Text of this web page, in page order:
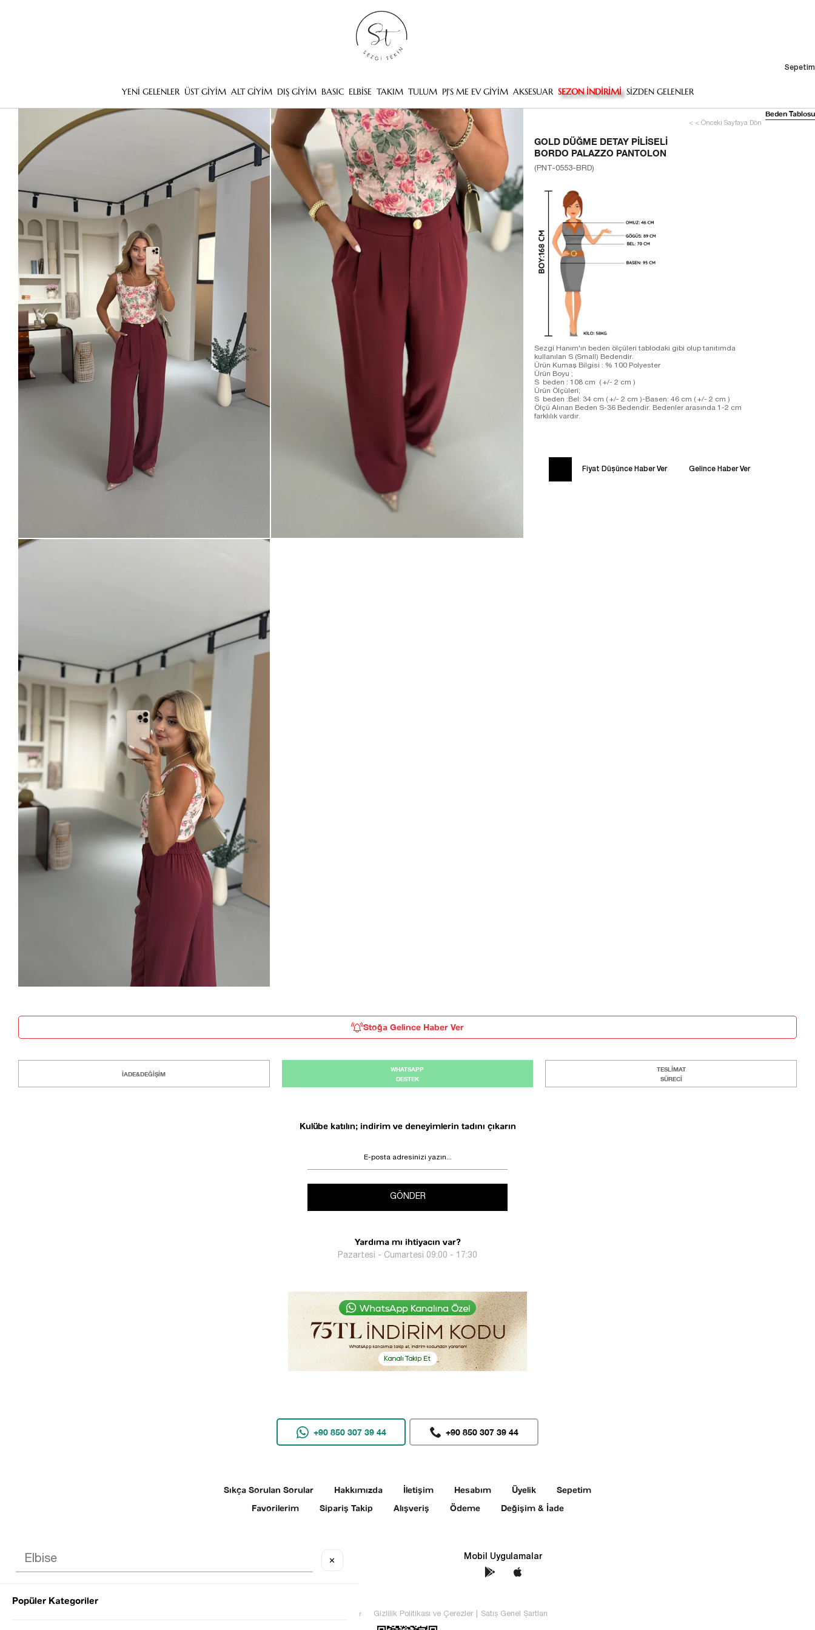
Sepetim
YENİ GELENLER ÜST GİYİM ALT GİYİM DIŞ GİYİM BASIC ELBİSE TAKIM TULUM PJ'S ME EV GİYİM AKSESUAR SEZON İNDİRİMİ SİZDEN GELENLER
< < Önceki Sayfaya Dön
GOLD DÜĞME DETAY PILISELI
BORDO PALAZZO PANTOLON
(PNT-0553-BRD)
Sezgi Hanım'ın beden ölçüleri tablodaki gibi olup tanıtımda
kullanılan S (Small) Bedendir.
Ürün Kumaş Bilgisi : % 100 Polyester
Ürün Boyu ;
S beden : 108 cm ( +/- 2 cm )
Ürün Ölçüleri;
S beden :Bel: 34 cm ( +/- 2 cm )-Basen: 46 cm ( +/- 2 cm )
Ölçü Alınan Beden S-36 Bedendir. Bedenler arasında 1-2 cm
farklılık vardır.
Fiyat Düşünce Haber Ver Gelince Haber Ver
Stoğa Gelince Haber Ver
Beden Tablosu
İADE&DEĞİŞİM
WHATSAPP
DESTEK
TESLİMAT
SÜRECİ
Kulübe katılın; indirim ve deneyimlerin tadını çıkarın
GÖNDER
Yardıma mı ihtiyacın var?
Pazartesi - Cumartesi 09:00 - 17:30
+90 850 307 39 44 +90 850 307 39 44
Sıkça Sorulan Sorular Hakkımızda İletişim Hesabım Üyelik
Sepetim
Favorilerim
Sipariş Takip Alışveriş Ödeme Değişim & İade
Sosyal Medya Mobil Uygulamalar
© 2025 SEZGİ TEKİN Tüm hakları saklıdır Gizlilik Politikası ve Çerezler Satış Genel Şartları
✕
Popüler Kategoriler